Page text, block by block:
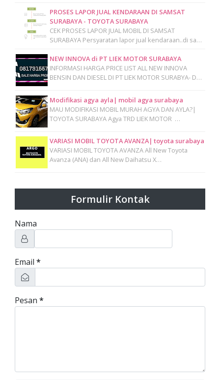
PROSES LAPOR JUAL KENDARAAN DI SAMSAT
SURABAYA - TOYOTA SURABAYA
CEK PROSES LAPOR JUAL MOBIL DI SAMSAT
SURABAYA Persyaratan lapor jual kendaraan..di sa…
NEW INNOVA di PT LIEK MOTOR SURABAYA
INFORMASI HARGA PRICE LIST ALL NEW INNOVA
BENSIN DAN DIESEL DI PT LIEK MOTOR SURABYA- D…
Modifikasi agya ayla| mobil agya surabaya
MAU MODIFIKASI MOBIL MURAH AGYA DAN AYLA?|
TOYOTA SURABAYA Agya TRD LIEK MOTOR …
VARIASI MOBIL TOYOTA AVANZA| toyota surabaya
VARIASI MOBIL TOYOTA AVANZA All New Toyota
Avanza (ANA) dan All New Daihatsu X…
Formulir Kontak
Nama
Email *
Pesan *